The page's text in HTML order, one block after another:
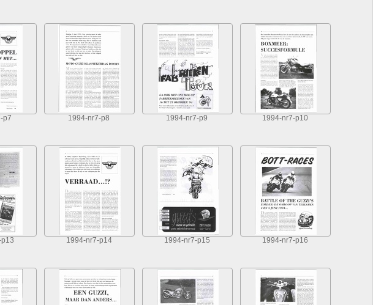
p7 1994-nr7-p8 1994-nr7-p9 1994-nr7-p10
1994-nr7-p14 1994-nr7-p15 1994-nr7-p16